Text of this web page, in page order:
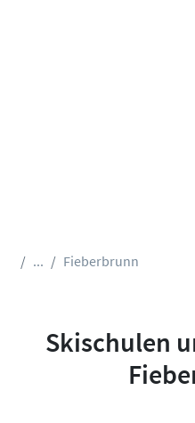
... Fieberbrunn
Skischulen